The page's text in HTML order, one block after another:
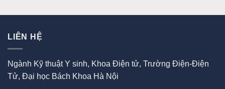
LIÊN HỆ
Ngành Kỹ thuật Y sinh, Khoa Điện tử, Trường Điện-Điện
Tử, Đại học Bách Khoa Hà Nội